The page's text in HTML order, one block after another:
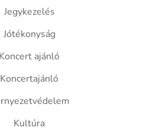
Jegykezelés
Jótékonyság
Koncert ajánló
Koncertajánló
Kultúra